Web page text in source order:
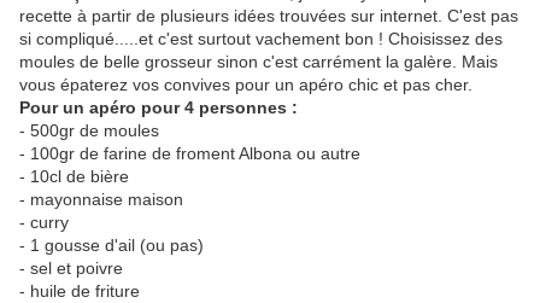
recette à partir de plusieurs idées trouvées sur internet. C'est pas
si compliqué.....et c'est surtout vachement bon ! Choisissez des
moules de belle grosseur sinon c'est carrément la galère. Mais
vous épaterez vos convives pour un apéro chic et pas cher.
Pour un apéro pour 4 personnes :
- 500gr de moules
- 100gr de farine de froment Albona ou autre
- 10cl de bière
- mayonnaise maison
- curry
- 1 gousse d'ail (ou pas)
- sel et poivre
- huile de friture